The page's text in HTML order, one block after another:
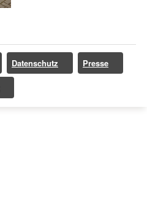
Datenschutz Presse